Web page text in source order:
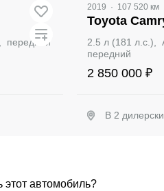
передний
2019 · 107 520 км
Toyota
2.5 л (181
передний
2 850 000 ₽
В 2
этот автомобиль?